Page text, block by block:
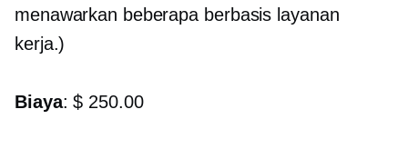
menawarkan beberapa berbasis layanan
kerja.)
Biaya: $ 250.00